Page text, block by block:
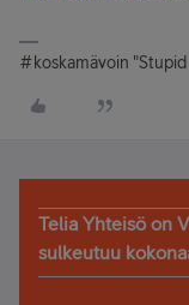
#koskamävoin "Stupid
Telia Yhteisö on
sulkeutuu